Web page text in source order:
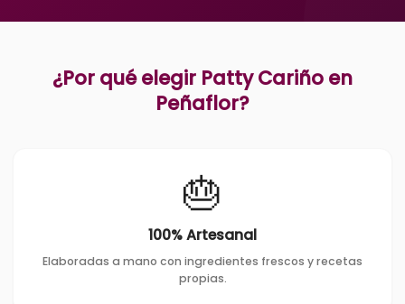
¿Por qué elegir Patty Cariño en
Peñaflor?
🎂
100% Artesanal
Elaboradas a mano con ingredientes frescos y recetas
propias.